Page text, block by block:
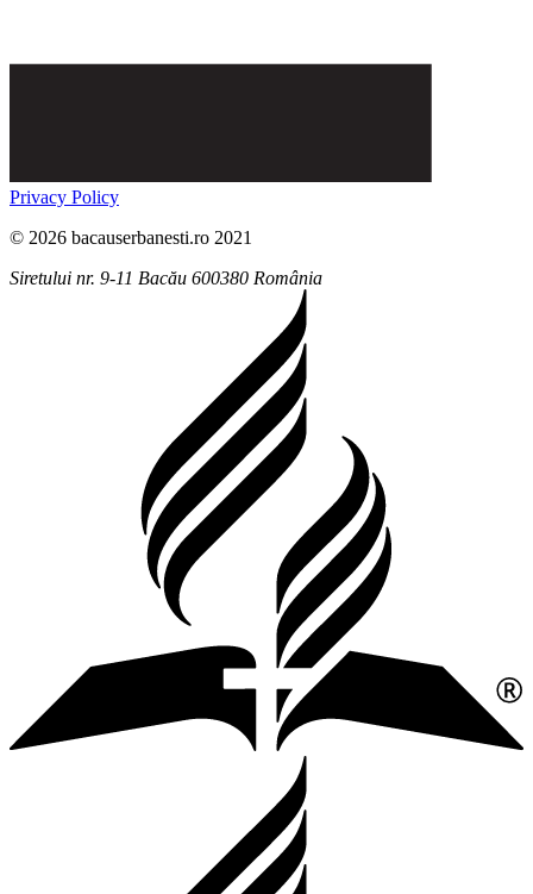
Privacy Policy
© 2026 bacauserbanesti.ro 2021
Siretului nr. 9-11 Bacău 600380 România